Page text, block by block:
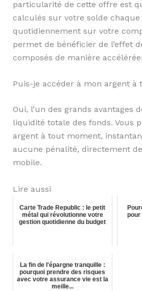
particularité de cette offre est
calculés sur votre solde chaque
quotidiennement sur votre
permet de bénéficier de l’effet
composés de manière accélérée.
Puis-je accéder à mon argent à
Oui, l’un des grands avantages
liquidité totale des fonds. Vous
argent à tout moment,
aucune pénalité, directement
mobile.
Lire aussi
Carte Trade Republic : le petit
métal qui révolutionne votre
gestion quotidienne du budget
pour
La fin de l'épargne tranquille :
pourquoi prendre des risques
avec votre assurance vie est la
meille...